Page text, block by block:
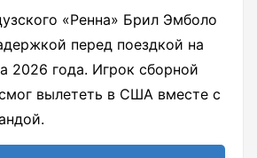
«Ренна» Брил Эмболо
перед поездкой на
2026 года. Игрок сборной
вылететь в США вместе с